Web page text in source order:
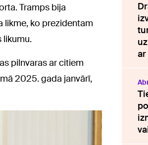
Tramps bija
likme, ko prezidentam
likumu.
pilnvaras ar citiem
2025. gada janvārī,